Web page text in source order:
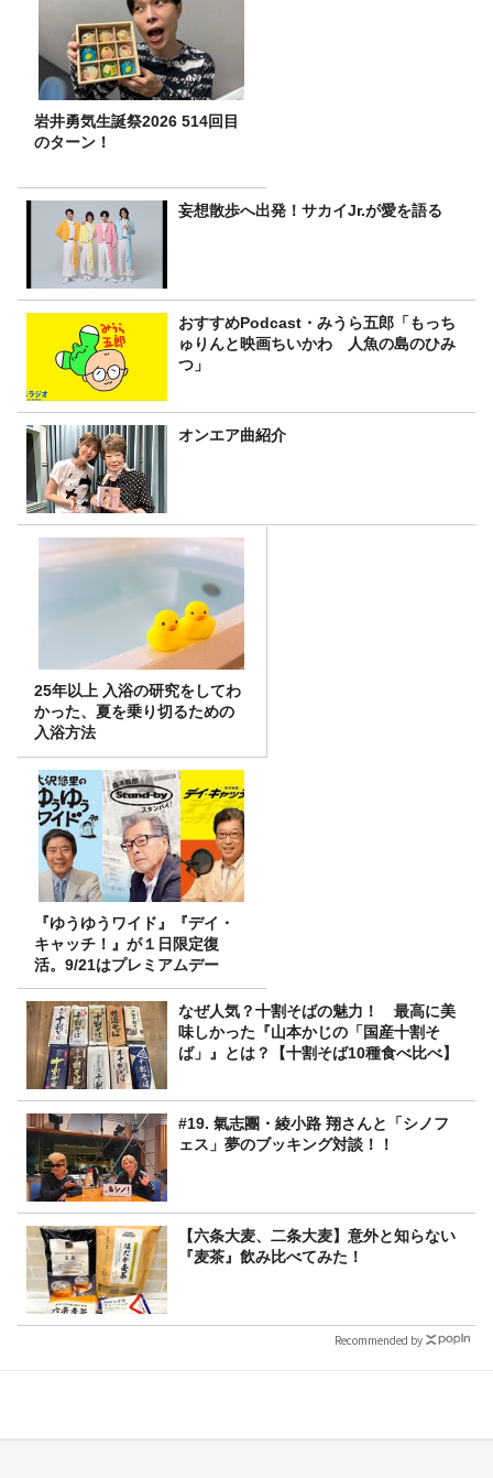
岩井勇気生誕祭2026 514回目
のターン！
妄想散歩へ出発！サカイJr.が愛を語る
おすすめPodcast・みうら五郎「もっち
ゅりんと映画ちいかわ 人魚の島のひみ
つ」
オンエア曲紹介
25年以上 入浴の研究をしてわ
かった、夏を乗り切るための
入浴方法
『ゆうゆうワイド』『デイ・
キャッチ！』が１日限定復
活。9/21はプレミアムデー
なぜ人気？十割そばの魅力！ 最高に美
味しかった『山本かじの「国産十割そ
ば」』とは？【十割そば10種食べ比べ】
#19. 氣志團・綾小路 翔さんと「シノフ
ェス」夢のブッキング対談！！
【六条大麦、二条大麦】意外と知らない
『麦茶』飲み比べてみた！
Recommended by